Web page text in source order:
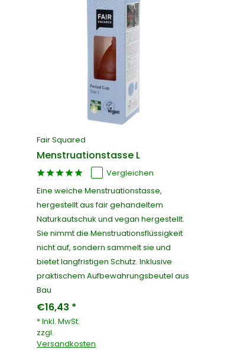
Fair Squared
Menstruationstasse L
Vergleichen
Eine weiche Menstruationstasse,
hergestellt aus fair gehandeltem
Naturkautschuk und vegan hergestellt.
Sie nimmt die Menstruationsflüssigkeit
nicht auf, sondern sammelt sie und
bietet langfristigen Schutz. Inklusive
praktischem Aufbewahrungsbeutel aus
Bau
€16,43 *
* Inkl. MwSt.
zzgl.
Versandkosten